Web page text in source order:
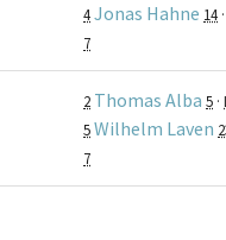
4Jonas Hahne 14 ·
7
2 Thomas Alba 5 ·
5Wilhelm Laven
7